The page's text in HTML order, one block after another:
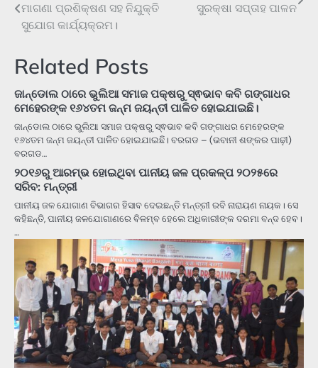
navigation
ମାଗଣା ପ୍ରଶିକ୍ଷଣ ସହ ନିଯୁକ୍ତି
ସୁଯୋଗ କାର୍ଯ୍ୟକ୍ରମ।
ସୁରକ୍ଷା ସପ୍ତାହ ପାଳନ
Related Posts
ଜାନ୍ଡୋଲ ଠାରେ ଭୁଲିଆ ସମାଜ ପକ୍ଷରୁ ସ୍ଵଭାବ କବି ଗଙ୍ଗାଧର
ମେହେରଙ୍କ ୧୬୪ତମ ଜନ୍ମ ଜୟନ୍ତୀ ପାଳିତ ହୋଇଯାଇଛି।
ଜାନ୍ଡୋଲ ଠାରେ ଭୁଲିଆ ସମାଜ ପକ୍ଷରୁ ସ୍ଵଭାବ କବି ଗଙ୍ଗାଧର ମେହେରଙ୍କ
୧୬୪ତମ ଜନ୍ମ ଜୟନ୍ତୀ ପାଳିତ ହୋଇଯାଇଛି। ବରଗଡ – (ଭବାନୀ ଶଙ୍କର ପାଢ଼ୀ)
ବରଗଡ…
୨୦୧୬ରୁ ଆରମ୍ଭ ହୋଇଥିବା ପାନୀୟ ଜଳ ପ୍ରକଳ୍ପ ୨୦୨୫ରେ
ସରିବ: ମନ୍ତ୍ରୀ
ପାନୀୟ ଜଳ ଯୋଗାଣ ବିଭାଗର ହିସାବ ଦେଇଛନ୍ତି ମନ୍ତ୍ରୀ ରବି ନାରାୟଣ ନାୟକ। ସେ
କହିଛନ୍ତି, ପାନୀୟ ଜଳଯୋଗାଣରେ ବିଳମ୍ବ ହେଲେ ଅଧିକାରୀଙ୍କ ଦରମା ବନ୍ଦ ହେବ।
…